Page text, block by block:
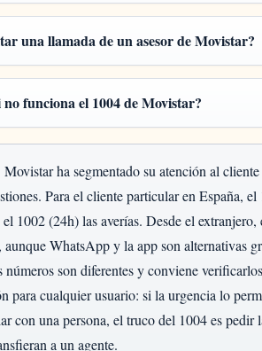
una llamada de un asesor de Movistar?
no funciona el 1004 de Movistar?
Movistar ha segmentado su atención al
Para el cliente particular en España,
1002 (24h) las averías. Desde el
aunque WhatsApp y la app son alternativas
son diferentes y conviene
para cualquier usuario: si la urgencia lo
con una persona, el truco del 1004 es
a un agente.